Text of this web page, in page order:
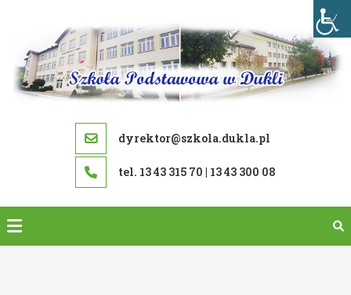
content
dyrektor@szkola.dukla.pl
tel. 13 43 315 70 | 13 43 300 08